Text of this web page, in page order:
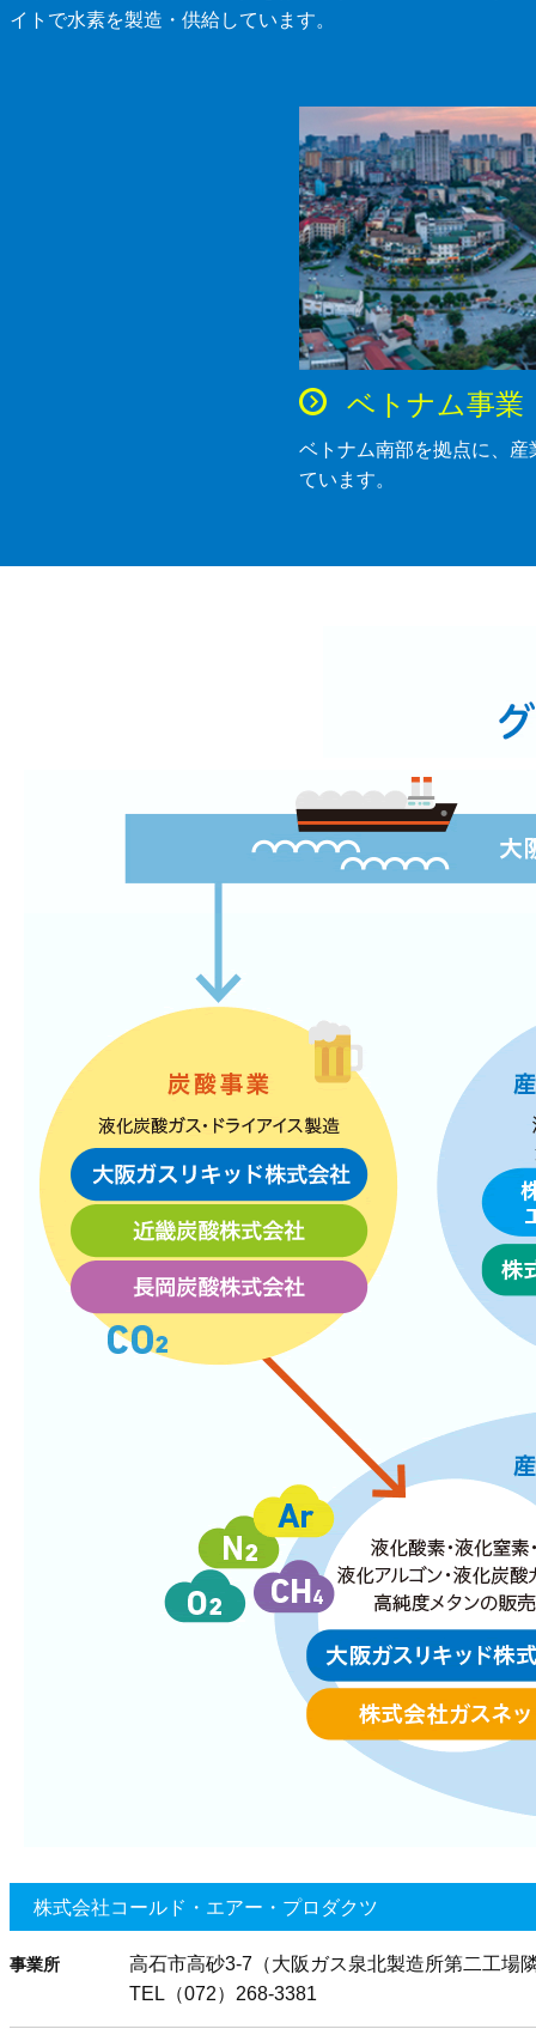
イトで水素を製造・供給しています。
ベトナム事業
ベトナム南部を拠点に、
ています。
株式会社コールド・エアー・プロダクツ
事業所
高石市高砂3-7（大阪ガス泉北製造所第二工場
TEL（072）268-3381